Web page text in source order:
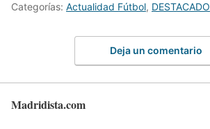
Categorías: Actualidad Fútbol, DESTACADO
Deja un comentario
Madridista.com